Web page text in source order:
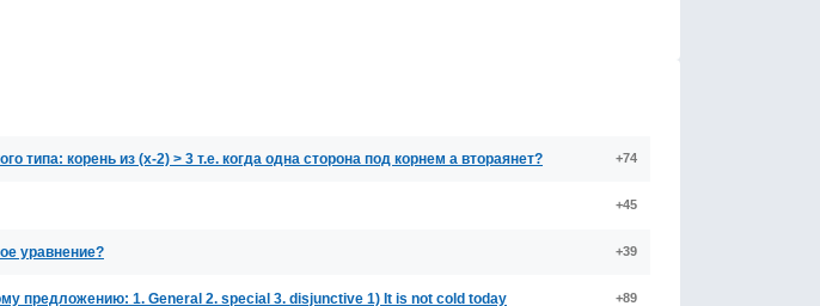
типа: корень из (х-2) > 3 т.е. когда одна сторона под корнем а втораянет? +74
+45
уравнение? +39
предложению: 1. General 2. special 3. disjunctive 1) It is not cold today +89